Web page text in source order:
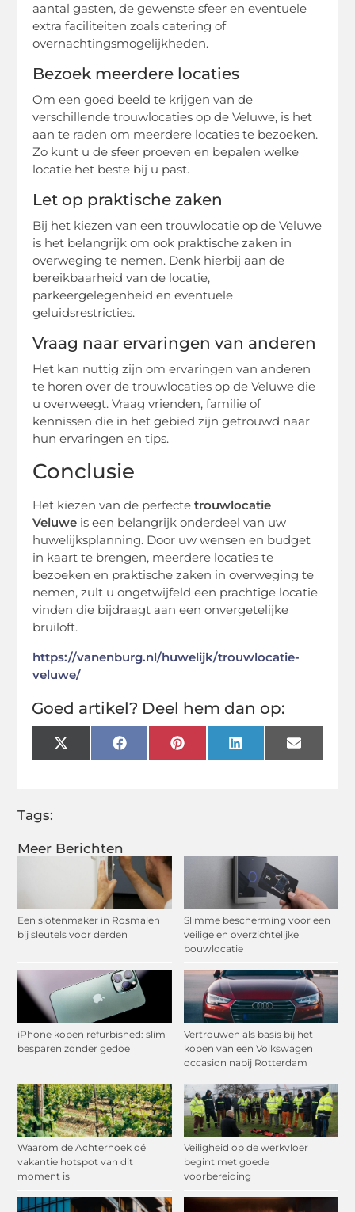
Meer Berichten
Een slotenmaker in Rosmalen
bij sleutels voor derden
Slimme bescherming voor een
veilige en overzichtelijke
bouwlocatie
iPhone kopen refurbished: slim
besparen zonder gedoe
Vertrouwen als basis bij het
kopen van een Volkswagen
occasion nabij Rotterdam
Waarom de Achterhoek dé
vakantie hotspot van dit
moment is
Veiligheid op de werkvloer
begint met goede
voorbereiding
aantal gasten, de gewenste sfeer en eventuele
extra faciliteiten zoals catering of
overnachtingsmogelijkheden.
Bezoek meerdere locaties
Om een goed beeld te krijgen van de
verschillende trouwlocaties op de Veluwe, is het
aan te raden om meerdere locaties te bezoeken.
Zo kunt u de sfeer proeven en bepalen welke
locatie het beste bij u past.
Let op praktische zaken
Bij het kiezen van een trouwlocatie op de Veluwe
is het belangrijk om ook praktische zaken in
overweging te nemen. Denk hierbij aan de
bereikbaarheid van de locatie,
parkeergelegenheid en eventuele
geluidsrestricties.
Vraag naar ervaringen van anderen
Het kan nuttig zijn om ervaringen van anderen
te horen over de trouwlocaties op de Veluwe die
u overweegt. Vraag vrienden, familie of
kennissen die in het gebied zijn getrouwd naar
hun ervaringen en tips.
Conclusie
Het kiezen van de perfectetrouwlocatie
Veluwe is een belangrijk onderdeel van uw
huwelijksplanning. Door uw wensen en budget
in kaart te brengen, meerdere locaties te
bezoeken en praktische zaken in overweging te
nemen, zult u ongetwijfeld een prachtige locatie
vinden die bijdraagt aan een onvergetelijke
bruiloft.
https://vanenburg.nl/huwelijk/trouwlocatie-
veluwe/
Goed artikel? Deel hem dan op:
X
(Twitter)
FacebookPinterestLinkedInEmail
Tags: